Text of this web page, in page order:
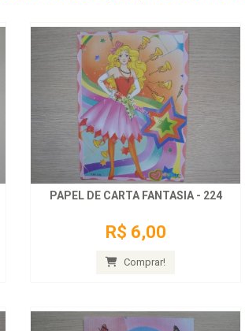
PAPEL DE CARTA FANTASIA - 224
R$ 6,00
Comprar!